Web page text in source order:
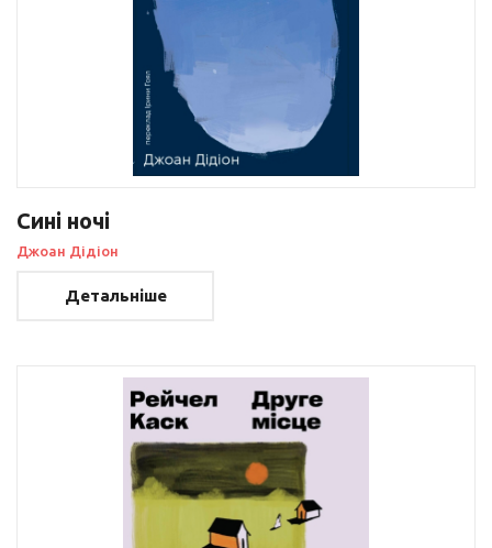
Сині ночі
Джоан Дідіон
Детальніше